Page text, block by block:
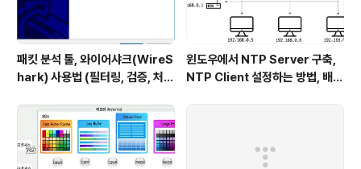
패킷 분석 툴, 와이어샤크(WireS
hark) 사용법 (필터링, 검증, 처음
윈도우에서 NTP Server 구축,
NTP Client 설정하는 방법, 배치